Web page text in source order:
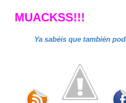
MUACKSS!!!
Ya sabéis que también